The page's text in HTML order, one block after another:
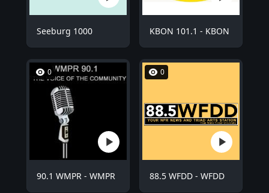
Seeburg 1000 KBON 101.1 - KBON
0
90.1 WMPR - WMPR
0
88.5 WFDD - WFDD